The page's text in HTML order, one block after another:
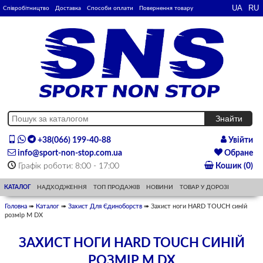
Співробітництво Доставка Способи оплати Повернення товару
+38(066) 199-40-88
info@sport-non-stop.com.ua
Графік роботи: 8:00 - 17:00
Увійти
Обране
Кошик (0)
КАТАЛОГ НАДХОДЖЕННЯ ТОП ПРОДАЖІВ НОВИНИ ТОВАР У ДОРОЗІ
Головна ➠ Каталог ➠ Захист Для Єдиноборств ➠ Захист ноги HARD TOUCH синій
розмір M DX
ЗАХИСТ НОГИ HARD TOUCH СИНІЙ